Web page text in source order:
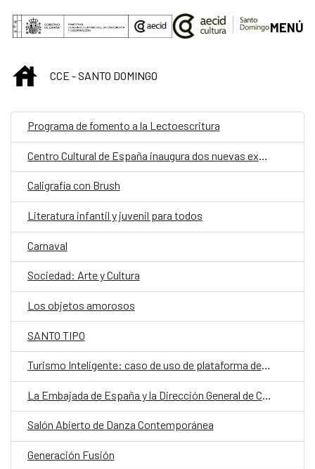
Saltar al contenido principal
MENÚ
INICIOCCE - SANTO DOMINGO
Programa de fomento a la Lectoescritura
Centro Cultural de España inaugura dos nuevas exposiciones
Caligrafía con Brush
Literatura infantil y juvenil para todos
Carnaval
Sociedad: Arte y Cultura
Los objetos amorosos
SANTO TIPO
Turismo Inteligente: caso de uso de plataforma de ciudad
La Embajada de España y la Dirección General de Cine presentan el ciclo “De la Vida Real”
Salón Abierto de Danza Contemporánea
Generación Fusión